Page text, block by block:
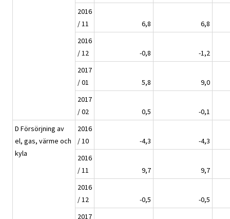
2016
/ 11
6,8
6,8
2016
/ 12
-0,8
-1,2
2017
/ 01
5,8
9,0
2017
/ 02
0,5
-0,1
D Försörjning av
el, gas, värme och
kyla
2016
/ 10
-4,3
-4,3
2016
/ 11
9,7
9,7
2016
/ 12
-0,5
-0,5
2017